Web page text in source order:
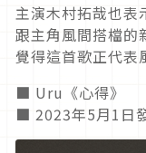
主演木村拓哉也表
跟主角風間搭檔的
覺得這首歌正代表
■ Uru《心得》
■ 2023年5月1日